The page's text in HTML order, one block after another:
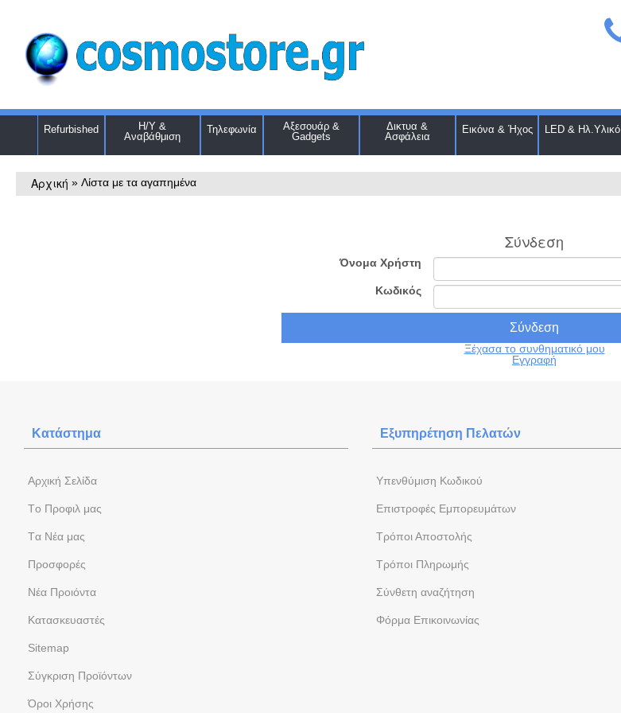
Refurbished
Η/Υ &
Αναβάθμιση
Τηλεφωνία
Αξεσουάρ &
Gadgets
Δικτυα &
Ασφάλεια
Εικόνα & Ήχος LED & Ηλ.Υλικό
Αρχική » Λίστα με τα αγαπημένα
Σύνδεση
Όνομα Χρήστη
Κωδικός
Ξέχασα το συνθηματικό μου
Εγγραφή
Κατάστημα
Aρχική Σελίδα
Tο Προφιλ μας
Tα Νέα μας
Προσφορές
Νέα Προιόντα
Kατασκευαστές
Sitemap
Σύγκριση Προϊόντων
Όροι Χρήσης
Εξυπηρέτηση Πελατών
Yπενθύμιση Κωδικού
Επιστροφές Εμπορευμάτων
Τρόποι Αποστολής
Τρόποι Πληρωμής
Σύνθετη αναζήτηση
Φόρμα Eπικοινωνίας